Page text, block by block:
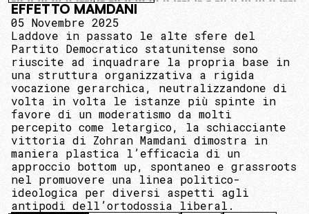
EFFETTO MAMDANI
05 Novembre 2025
Laddove in passato le alte sfere del
Partito Democratico statunitense sono
riuscite ad inquadrare la propria base in
una struttura organizzativa a rigida
vocazione gerarchica, neutralizzandone di
volta in volta le istanze più spinte in
favore di un moderatismo da molti
percepito come letargico, la schiacciante
vittoria di Zohran Mamdani dimostra in
maniera plastica l’efficacia di un
approccio bottom up, spontaneo e grassroots
nel promuovere una linea politico-
ideologica per diversi aspetti agli
antipodi dell’ortodossia liberal.